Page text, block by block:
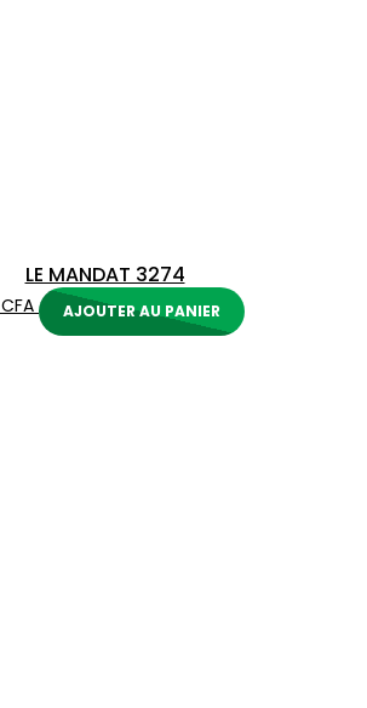
LE MANDAT 3274
CFA AJOUTER AU PANIER